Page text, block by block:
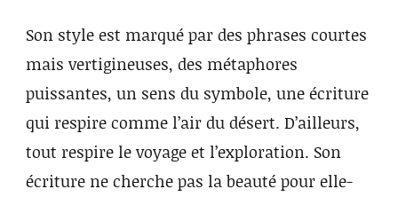
Son style est marqué par des phrases courtes
mais vertigineuses, des métaphores
puissantes, un sens du symbole, une écriture
qui respire comme l’air du désert. D’ailleurs,
tout respire le voyage et l’exploration. Son
écriture ne cherche pas la beauté pour elle-